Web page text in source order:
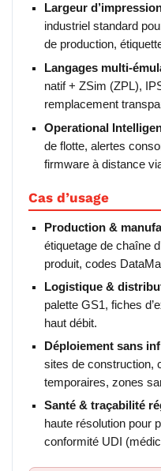
Largeur
industriel standard
de production,
Langages multi-
natif + ZSim (ZPL),
remplacement
Operational
de flotte, alertes
firmware à distance
Cas d’usage
Production &
étiquetage de chaîne
produit, codes
Logistique &
palette GS1, fiches
haut débit.
Déploiement sans
sites de construction,
temporaires, zones
Santé & traçabilité
haute résolution pour
conformité UDI